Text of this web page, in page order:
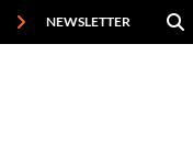
NEWSLETTER
des cookies